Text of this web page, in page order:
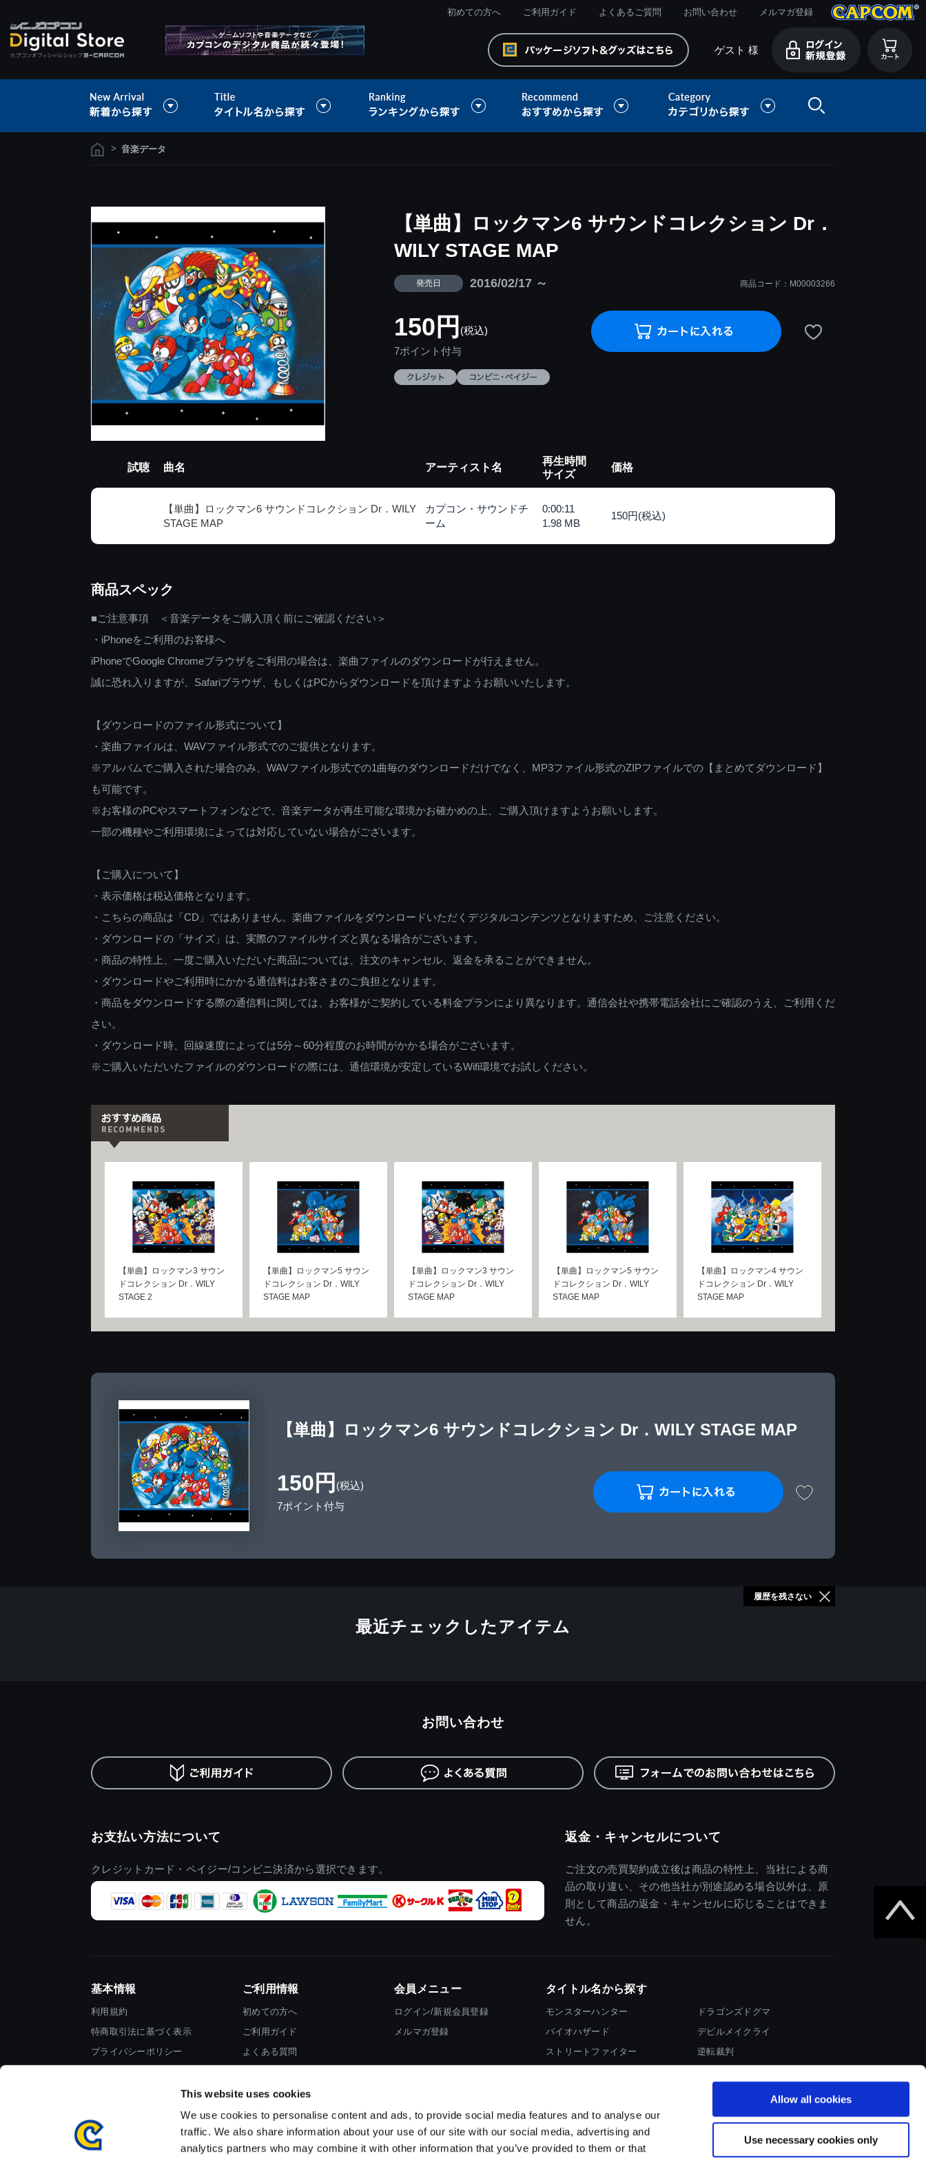
This website uses cookies
We use cookies to personalise content and ads, to provide social media features and to analyse our
traffic. We also share information about your use of our site with our social media, advertising and
analytics partners who may combine it with other information that you’ve provided to them or that
Allow all cookies
Use necessary cookies only
初めての方へ ご利用ガイド よくあるご質問 お問い合わせ メルマガ登録
ゲスト 様
> 音楽データ
【単曲】ロックマン6 サウンドコレクション Dr．
WILY STAGE MAP
発売日 2016/02/17 ～ 商品コード：M00003266
150円 (税込)
7ポイント付与
試聴 曲名 アーティスト名
再生時間
サイズ
価格
【単曲】ロックマン6 サウンドコレクション Dr．WILY
STAGE MAP
カプコン・サウンドチ
ーム
0:00:11
1.98 MB
150円(税込)
商品スペック
■ご注意事項 ＜音楽データをご購入頂く前にご確認ください＞
・iPhoneをご利用のお客様へ
iPhoneでGoogle Chromeブラウザをご利用の場合は、楽曲ファイルのダウンロードが行えません。
誠に恐れ入りますが、Safariブラウザ、もしくはPCからダウンロードを頂けますようお願いいたします。
【ダウンロードのファイル形式について】
・楽曲ファイルは、WAVファイル形式でのご提供となります。
※アルバムでご購入された場合のみ、WAVファイル形式での1曲毎のダウンロードだけでなく、MP3ファイル形式のZIPファイルでの【まとめてダウンロード】
も可能です。
※お客様のPCやスマートフォンなどで、音楽データが再生可能な環境かお確かめの上、ご購入頂けますようお願いします。
一部の機種やご利用環境によっては対応していない場合がございます。
【ご購入について】
・表示価格は税込価格となります。
・こちらの商品は「CD」ではありません。楽曲ファイルをダウンロードいただくデジタルコンテンツとなりますため、ご注意ください。
・ダウンロードの「サイズ」は、実際のファイルサイズと異なる場合がございます。
・商品の特性上、一度ご購入いただいた商品については、注文のキャンセル、返金を承ることができません。
・ダウンロードやご利用時にかかる通信料はお客さまのご負担となります。
・商品をダウンロードする際の通信料に関しては、お客様がご契約している料金プランにより異なります。通信会社や携帯電話会社にご確認のうえ、ご利用くだ
さい。
・ダウンロード時、回線速度によっては5分～60分程度のお時間がかかる場合がございます。
※ご購入いただいたファイルのダウンロードの際には、通信環境が安定しているWifi環境でお試しください。
【単曲】ロックマン3 サウン
ドコレクション Dr．WILY
STAGE 2
【単曲】ロックマン5 サウン
ドコレクション Dr．WILY
STAGE MAP
【単曲】ロックマン3 サウン
ドコレクション Dr．WILY
STAGE MAP
【単曲】ロックマン5 サウン
ドコレクション Dr．WILY
STAGE MAP
【単曲】ロックマン4 サウン
ドコレクション Dr．WILY
STAGE MAP
【単曲】ロックマン6 サウンドコレクション Dr．WILY STAGE MAP
150円 (税込)
7ポイント付与
最近チェックしたアイテム
履歴を残さない
お支払い方法について
クレジットカード・ペイジー/コンビニ決済から選択できます。
返金・キャンセルについて
ご注文の売買契約成立後は商品の特性上、当社による商
品の取り違い、その他当社が別途認める場合以外は、原
則として商品の返金・キャンセルに応じることはできま
せん。
お問い合わせ
基本情報
利用規約
特商取引法に基づく表示
プライバシーポリシー
ご利用情報
初めての方へ
ご利用ガイド
よくある質問
会員メニュー
ログイン/新規会員登録
メルマガ登録
タイトル名から探す
モンスターハンター
バイオハザード
ストリートファイター
ドラゴンズドグマ
デビルメイクライ
逆転裁判